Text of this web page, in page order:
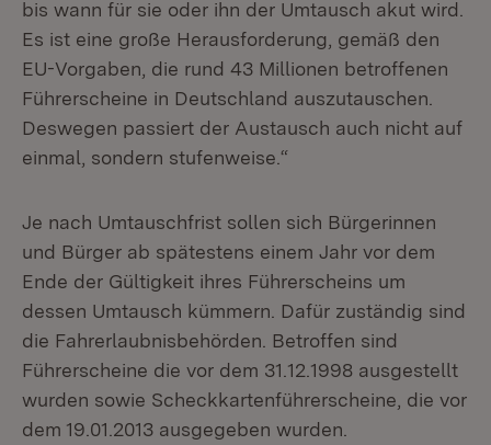
bis wann für sie oder ihn der Umtausch akut wird.
Es ist eine große Herausforderung, gemäß den
EU-Vorgaben, die rund 43 Millionen betroffenen
Führerscheine in Deutschland auszutauschen.
Deswegen passiert der Austausch auch nicht auf
einmal, sondern stufenweise.“
Je nach Umtauschfrist sollen sich Bürgerinnen
und Bürger ab spätestens einem Jahr vor dem
Ende der Gültigkeit ihres Führerscheins um
dessen Umtausch kümmern. Dafür zuständig sind
die Fahrerlaubnisbehörden. Betroffen sind
Führerscheine die vor dem 31.12.1998 ausgestellt
wurden sowie Scheckkartenführerscheine, die vor
dem 19.01.2013 ausgegeben wurden.